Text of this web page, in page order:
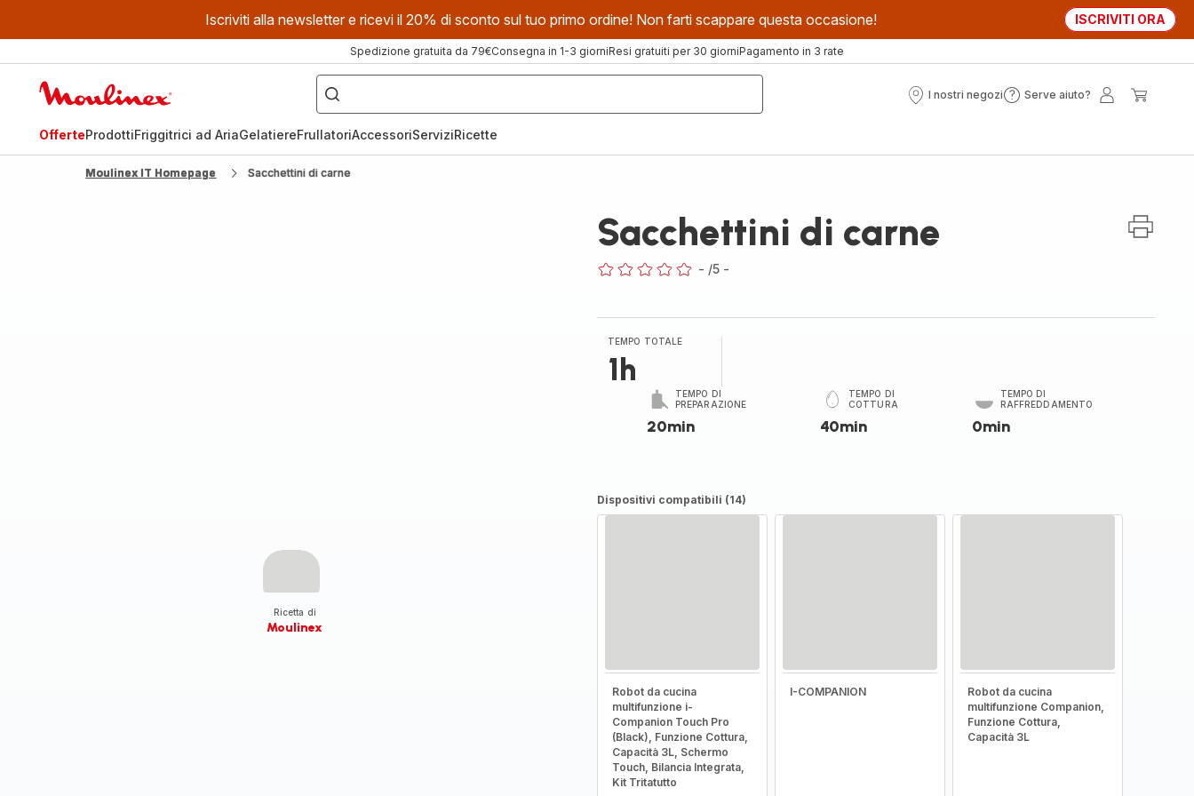
Iscriviti alla newsletter e ricevi il 20% di sconto sul tuo primo ordine! Non farti scappare questa occasione! ISCRIVITI ORA
Spedizione gratuita da 79€Consegna in 1-3 giorniResi gratuiti per 30 giorniPagamento in 3 rate
Cosa
stai
cercando?
I nostri negozi
I
Serve aiuto?
Serve
OfferteProdottiFriggitrici ad AriaGelatiereFrullatoriAccessoriServiziRicette
Moulinex IT Homepage Sacchettini di carne
Ricetta di
Moulinex
Sacchettini di carne
- /5 -
TEMPO TOTALE
1h
TEMPO DI
PREPARAZIONE
20min
TEMPO DI
COTTURA
40min
TEMPO DI
RAFFREDDAMENTO
0min
Dispositivi compatibili (14)
Robot da cucina
multifunzione i-
Companion Touch Pro
(Black), Funzione Cottura,
Capacità 3L, Schermo
Touch, Bilancia Integrata,
Kit Tritatutto
I-COMPANION
Robot da cucina
multifunzione Companion,
Funzione Cottura,
Capacità 3L